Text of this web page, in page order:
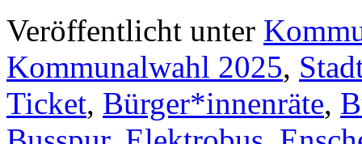
Veröffentlicht unter
Kommunalwahl 2025,
Ticket, Bürger*innenräte,